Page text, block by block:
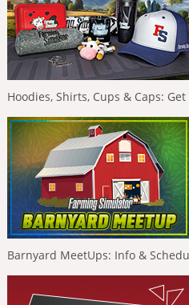
Hoodies, Shirts, Cups & Caps:
Barnyard MeetUps: Info &